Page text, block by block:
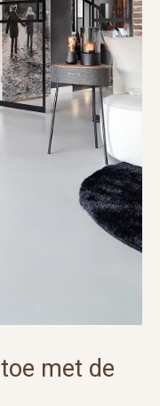
met de